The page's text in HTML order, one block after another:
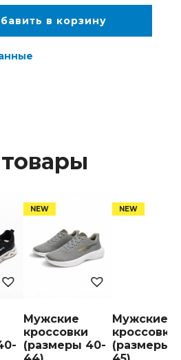
в корзину
Мужские
кроссовки
(размеры 40-
Мужские
кроссовки
(размеры